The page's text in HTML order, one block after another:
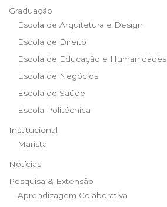
Graduação
Escola de Arquitetura e Design
Escola de Direito
Escola de Educação e Humanidades
Escola de Negócios
Escola de Saúde
Escola Politécnica
Institucional
Marista
Notícias
Pesquisa & Extensão
Aprendizagem Colaborativa